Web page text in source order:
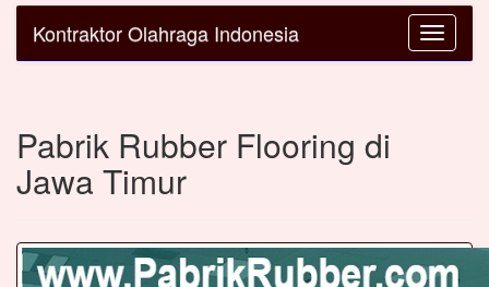
Toggle
Kontraktor Olahraga Indonesia
Pabrik Rubber Flooring di
Jawa Timur